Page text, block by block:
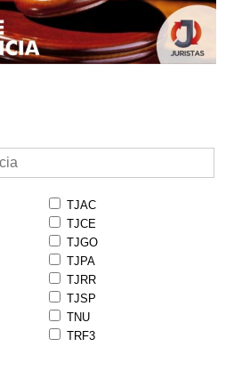
TJAC
TJCE
TJGO
TJPA
TJRR
TJSP
TNU
TRF3